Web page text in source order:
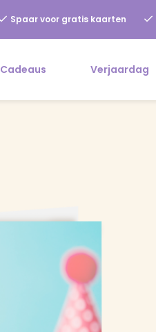
Spaar voor gratis kaarten
Cadeaus Verjaardag